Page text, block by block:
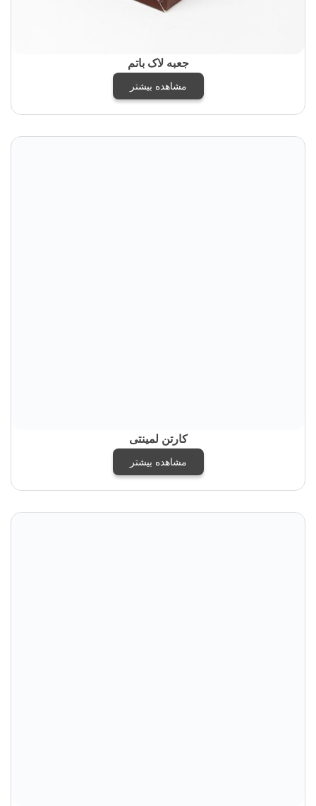
جعبه لاک باتم
مشاهده بیشتر
کارتن لمینتی
مشاهده بیشتر